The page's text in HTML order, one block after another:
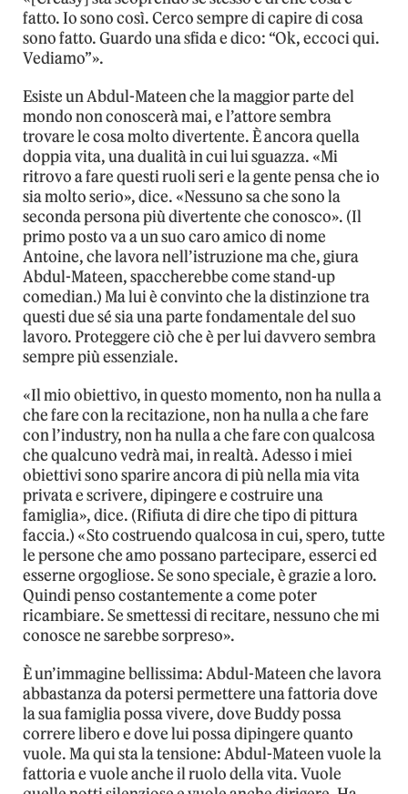
fatto. Io sono così. Cerco sempre di capire di cosa
sono fatto. Guardo una sfida e dico: “Ok, eccoci qui.
Vediamo”».
Esiste un Abdul-Mateen che la maggior parte del
mondo non conoscerà mai, e l’attore sembra
trovare le cosa molto divertente. È ancora quella
doppia vita, una dualità in cui lui sguazza. «Mi
ritrovo a fare questi ruoli seri e la gente pensa che io
sia molto serio», dice. «Nessuno sa che sono la
seconda persona più divertente che conosco». (Il
primo posto va a un suo caro amico di nome
Antoine, che lavora nell’istruzione ma che, giura
Abdul-Mateen, spaccherebbe come stand-up
comedian.) Ma lui è convinto che la distinzione tra
questi due sé sia una parte fondamentale del suo
lavoro. Proteggere ciò che è per lui davvero sembra
sempre più essenziale.
«Il mio obiettivo, in questo momento, non ha nulla a
che fare con la recitazione, non ha nulla a che fare
con l’industry, non ha nulla a che fare con qualcosa
che qualcuno vedrà mai, in realtà. Adesso i miei
obiettivi sono sparire ancora di più nella mia vita
privata e scrivere, dipingere e costruire una
famiglia», dice. (Rifiuta di dire che tipo di pittura
faccia.) «Sto costruendo qualcosa in cui, spero, tutte
le persone che amo possano partecipare, esserci ed
esserne orgogliose. Se sono speciale, è grazie a loro.
Quindi penso costantemente a come poter
ricambiare. Se smettessi di recitare, nessuno che mi
conosce ne sarebbe sorpreso».
È un’immagine bellissima: Abdul-Mateen che lavora
abbastanza da potersi permettere una fattoria dove
la sua famiglia possa vivere, dove Buddy possa
correre libero e dove lui possa dipingere quanto
vuole. Ma qui sta la tensione: Abdul-Mateen vuole la
fattoria e vuole anche il ruolo della vita. Vuole